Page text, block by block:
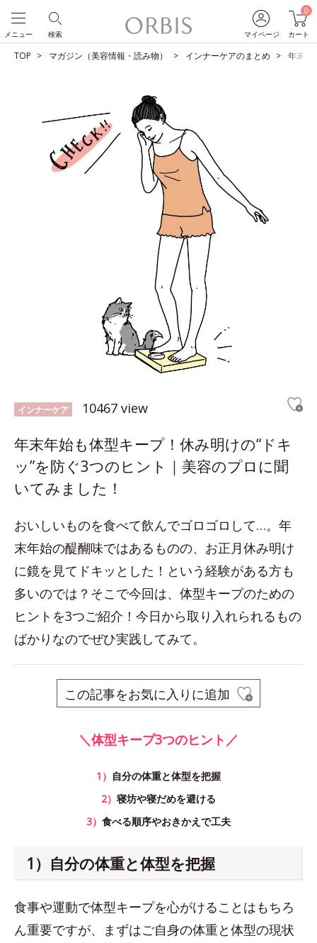
マイページ
0
カート
検索
メニュー
TOP マガジン（美容情報・読み物） インナーケアのまとめ 年末年
インナーケア 10467 view
年末年始も体型キープ！休み明けの“ドキ
ッ”を防ぐ3つのヒント｜美容のプロに聞
いてみました！
おいしいものを食べて飲んでゴロゴロして…。年
末年始の醍醐味ではあるものの、お正月休み明け
に鏡を見てドキッとした！という経験がある方も
多いのでは？そこで今回は、体型キープのための
ヒントを3つご紹介！今日から取り入れられるもの
ばかりなのでぜひ実践してみて。
この記事をお気に入りに追加
＼体型キープ3つのヒント／
1） 自分の体重と体型を把握
2） 寝坊や寝だめを避ける
3） 食べる順序やおきかえで工夫
1）自分の体重と体型を把握
食事や運動で体型キープを心がけることはもちろ
ん重要ですが、まずはご自身の体重と体型の現状